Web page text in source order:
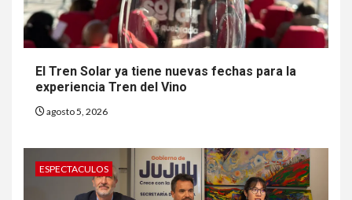
El Tren Solar ya tiene nuevas fechas para la
experiencia Tren del Vino
agosto 5, 2026
ESPECTACULOS